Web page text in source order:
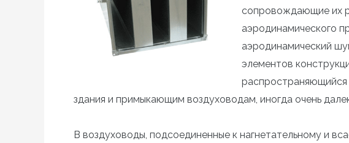
сопровождающие их
аэродинамического
аэродинамический
элементов
распространяющийся
здания и примыкающим воздуховодам, иногда очень
В воздуховоды, подсоединенные к нагнетательному и